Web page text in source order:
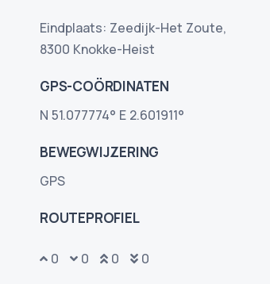
Eindplaats: Zeedijk-Het Zoute,
8300 Knokke-Heist
GPS-COÖRDINATEN
N 51.077774° E 2.601911°
BEWEGWIJZERING
GPS
ROUTEPROFIEL
0 0 0 0